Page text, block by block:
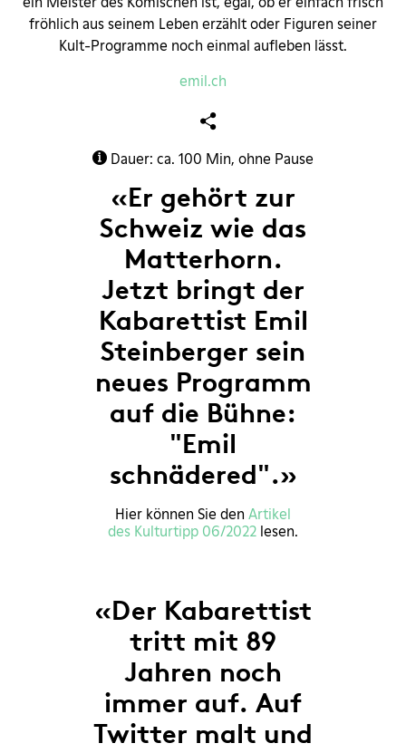
fröhlich aus seinem Leben erzählt oder Figuren seiner
Kult-Programme noch einmal aufleben lässt.
emil.ch
Dauer: ca. 100 Min, ohne Pause
«Er gehört zur
Schweiz wie das
Matterhorn.
Jetzt bringt der
Kabarettist Emil
Steinberger sein
neues Programm
auf die Bühne:
"Emil
schnädered".»
Hier können Sie den Artikel
des Kulturtipp 06/2022 lesen.
«Der Kabarettist
tritt mit 89
Jahren noch
immer auf. Auf
Twitter malt und